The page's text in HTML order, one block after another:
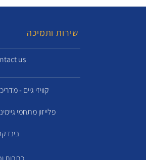
שירות ותמיכה
us
קוויזי גיים -
פלייזון מתחמי